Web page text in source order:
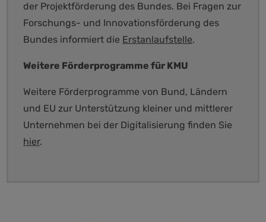
der Projektförderung des Bundes. Bei Fragen zur
Forschungs- und Innovationsförderung des
Bundes informiert die Erstanlaufstelle.
Weitere Förderprogramme für KMU
Weitere Förderprogramme von Bund, Ländern
und EU zur Unterstützung kleiner und mittlerer
Unternehmen bei der Digitalisierung finden Sie
hier.